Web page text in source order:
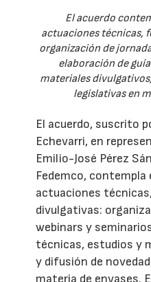
El acuerdo
actuaciones técnicas,
organización de
elaboración de
materiales
legislativas en
El acuerdo, suscrito
Echevarri, en
Emilio-José Pérez
Fedemco, contempla
actuaciones
divulgativas:
webinars y
técnicas, estudios y
y difusión de
materia de envases.